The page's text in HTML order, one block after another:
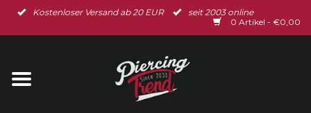
Kostenloser Versand ab 20 EUR
seit 2003 online
0 Artikel - €0,00
Startseite